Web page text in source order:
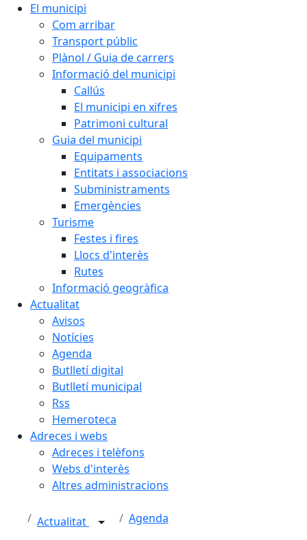
El municipi
Com arribar
Transport públic
Plànol / Guia de carrers
Informació del municipi
Callús
El municipi en xifres
Patrimoni cultural
Guia del municipi
Equipaments
Entitats i associacions
Subministraments
Emergències
Turisme
Festes i fires
Llocs d'interès
Rutes
Informació geogràfica
Actualitat
Avisos
Notícies
Agenda
Butlletí digital
Butlletí municipal
Rss
Hemeroteca
Adreces i webs
Adreces i telèfons
Webs d'interès
Altres administracions
Actualitat Agenda